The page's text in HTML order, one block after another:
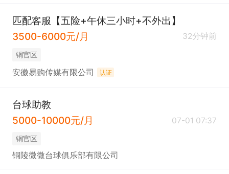
匹配客服【五险+午休三小时+不外出】
3500-6000元/月
32分钟前
铜官区
安徽易购传媒有限公司 认证
台球助教
5000-10000元/月
07-01 07:37
铜官区
铜陵微微台球俱乐部有限公司